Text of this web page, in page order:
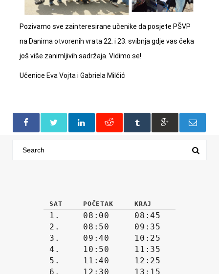
Pozivamo sve zainteresirane učenike da posjete PŠVP
na Danima otvorenih vrata 22. i 23. svibnja gdje vas čeka
još više zanimljivih sadržaja. Vidimo se!
Učenice Eva Vojta i Gabriela Milčić